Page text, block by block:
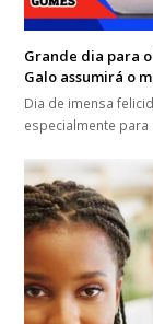
Grande dia para
Galo assumirá o
Dia de imensa
especialmente